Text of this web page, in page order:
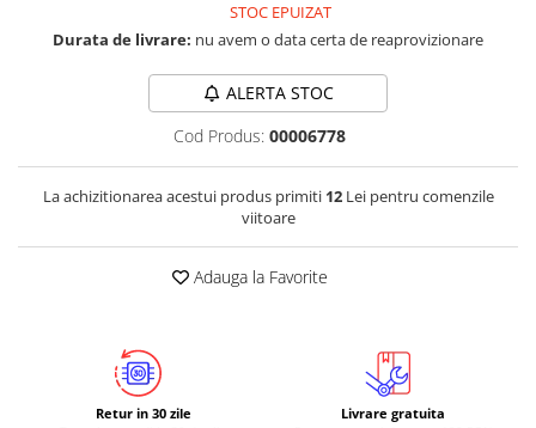
Datalogger
Multiplexor
Radio
Telecomenzi
STOC EPUIZAT
Durata de livrare: nu avem o data certa de reaprovizionare
ALERTA STOC
Cod Produs: 00006778
La achizitionarea acestui produs primiti 12Lei pentru comenzile
viitoare
Adauga la Favorite
Retur in 30 zile Livrare gratuita